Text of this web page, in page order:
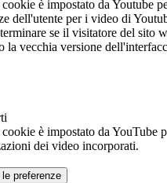
è impostato da Youtube
dell'utente per i video di
se il visitatore del sito
la vecchia versione
è impostato da YouTube
dei video incorporati.
preferenze